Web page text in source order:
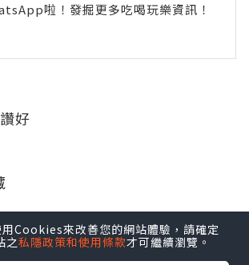
啦！發掘更多吃喝玩樂資訊！
好
Cookies來改善您的網站體驗，請確定
之私隱政策和使用條款才可繼續瀏覽。